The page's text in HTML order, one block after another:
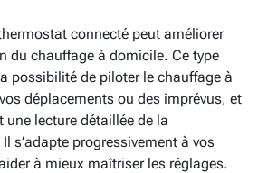
connecté peut améliorer
du chauffage à domicile. Ce type
possibilité de piloter le chauffage à
déplacements ou des imprévus, et
une lecture détaillée de la
s’adapte progressivement à vos
à mieux maîtriser les réglages.